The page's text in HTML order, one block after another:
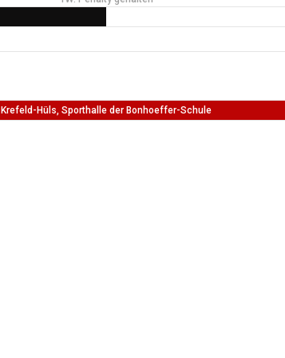
Krefeld-Hüls, Sporthalle der Bonhoeffer-Schule